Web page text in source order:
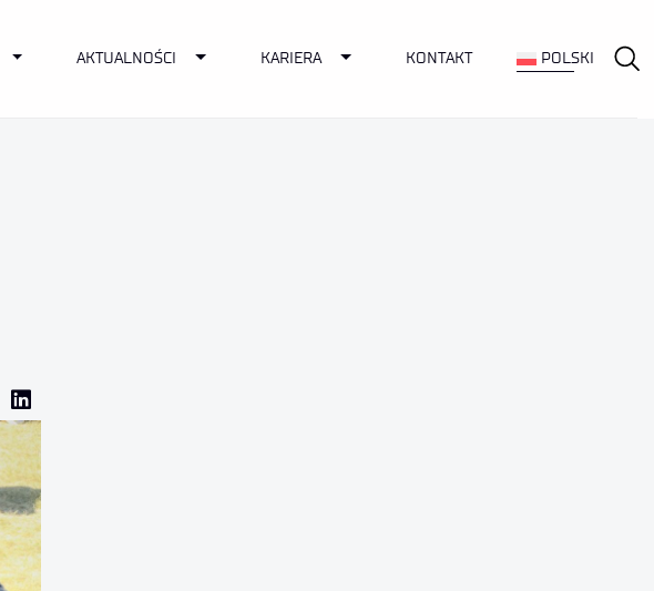
Toggle Dropdown
AKTUALNOŚCI Toggle Dropdown
KARIERA Toggle Dropdown
KONTAKT POLSKI